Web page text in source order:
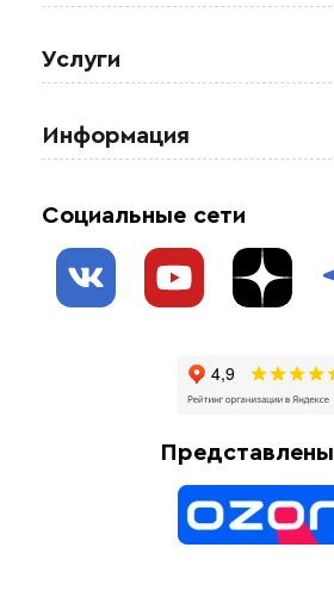
Регулирующая аппаратура
Взрывозащищенное оборудование
Системы защиты от протечки
Отопительное оборудование
Услуги
Обогрев резервуаров
Обогрев трубопроводов
Информация
Блог
Социальные сети